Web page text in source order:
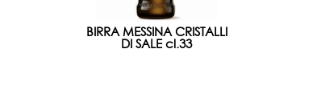
BIRRA MESSINA CRISTALLI
DI SALE cl.33